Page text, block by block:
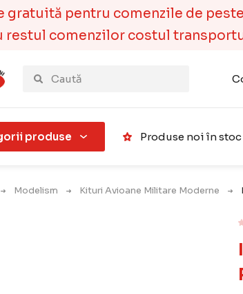
gratuită pentru comenzile de
restul comenzilor costul
produse Produse noi în stoc
Modelism Kituri Avioane Militare Moderne